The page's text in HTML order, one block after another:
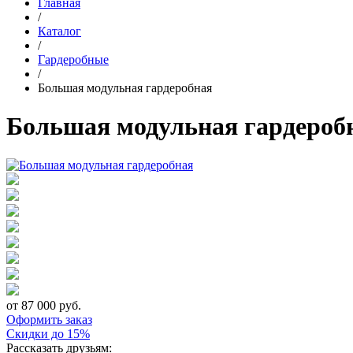
Главная
/
Каталог
/
Гардеробные
/
Большая модульная гардеробная
Большая модульная
от 87 000 руб.
Оформить заказ
Скидки до 15%
Рассказать друзьям: